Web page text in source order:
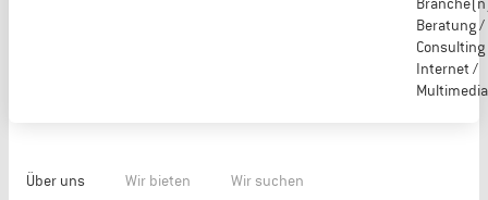
Beratung /
Consulting
Internet /
Multimedia
Über uns Wir bieten Wir suchen